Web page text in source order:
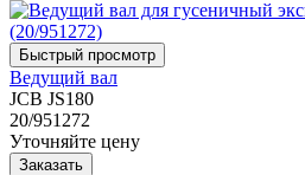
Ведущий вал
JCB JS180
20/951272
Уточняйте цену